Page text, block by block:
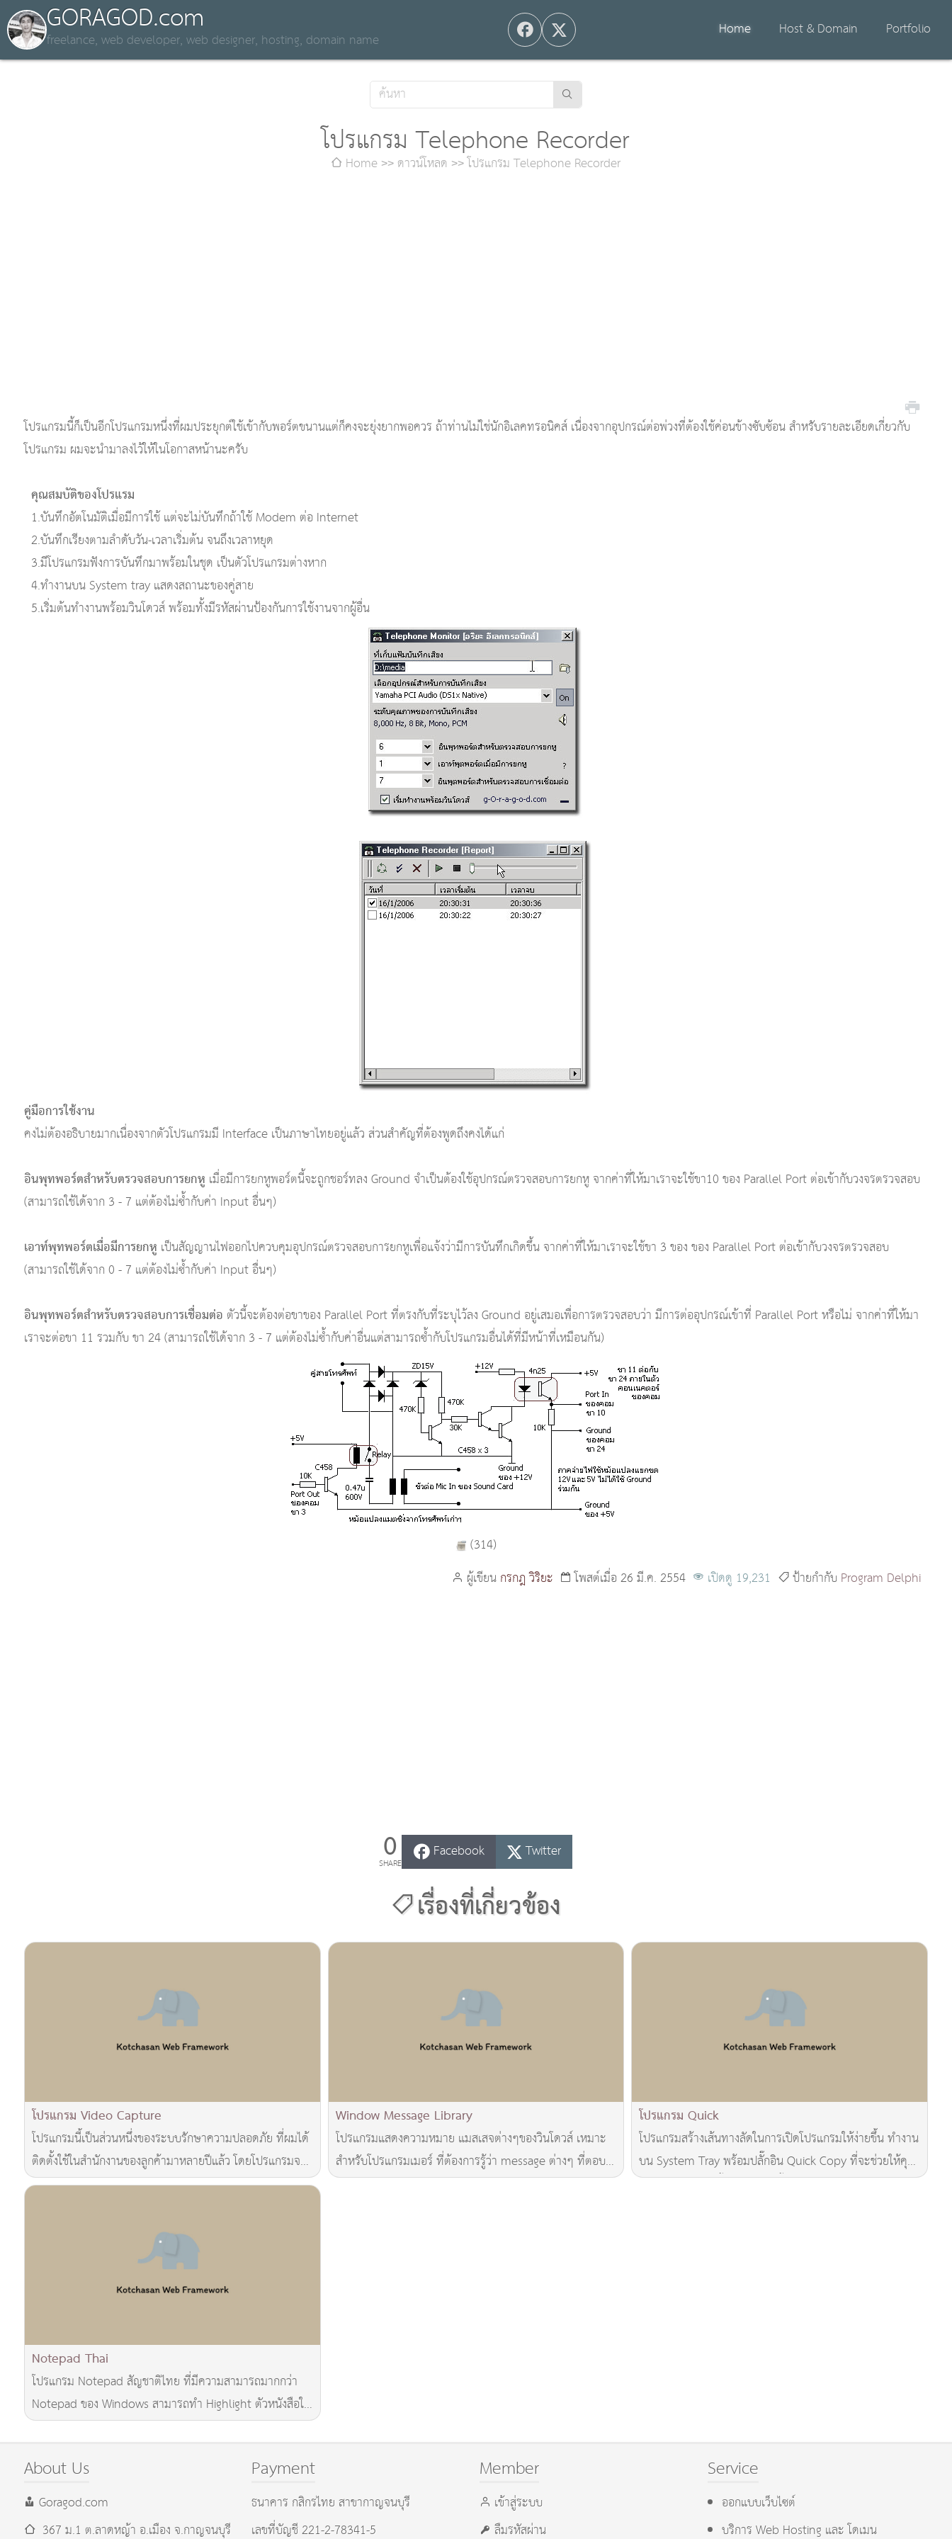
GORAGOD.com
freelance, web developer, web designer, hosting, domain name
Home Host & Domain Portfolio
โปรแกรม Telephone Recorder
Home ดาวน์โหลด โปรแกรม Telephone Recorder
โปรแกรมนี้ก็เป็นอีกโปรแกรมหนึ่งที่ผมประยุกต์ใช้เข้ากับพอร์ตขนานแต่ก็คงจะยุ่งยากพอควร ถ้าท่านไม่ใช่นักอิเลคทรอนิคส์ เนื่องจากอุปกรณ์ต่อพ่วงที่ต้องใช้ค่อนข้างซับซ้อน สำหรับรายละเอียดเกี่ยวกับ
โปรแกรม ผมจะนำมาลงไว้ให้ในโอกาสหน้านะครับ
คุณสมบัติของโปรแรม
1.บันทึกอัตโนมัติเมื่อมีการใช้ แต่จะไม่บันทึกถ้าใช้ Modem ต่อ Internet
2.บันทึกเรียงตามลำดับวัน-เวลาเริ่มต้น จนถึงเวลาหยุด
3.มีโปรแกรมฟังการบันทึกมาพร้อมในชุด เป็นตัวโปรแกรมต่างหาก
4.ทำงานบน System tray แสดงสถานะของคู่สาย
5.เริ่มต้นทำงานพร้อมวินโดวส์ พร้อมทั้งมีรหัสผ่านป้องกันการใช้งานจากผู้อื่น
คู่มือการใช้งาน
คงไม่ต้องอธิบายมากเนื่องจากตัวโปรแกรมมี Interface เป็นภาษาไทยอยู่แล้ว ส่วนสำคัญที่ต้องพูดถึงคงได้แก่
อินพุทพอร์ตสำหรับตรวจสอบการยกหู เมื่อมีการยกหูพอร์ตนี้จะถูกชอร์ทลง Ground จำเป็นต้องใช้อุปกรณ์ตรวจสอบการยกหู จากค่าที่ให้มาเราจะใช้ขา10 ของ Parallel Port ต่อเข้ากับวงจรตรวจสอบ
(สามารถใช้ได้จาก 3 - 7 แต่ต้องไม่ซ้ำกับค่า Input อื่นๆ)
เอาท์พุทพอร์ตเมื่อมีการยกหู เป็นสัญญานไฟออกไปควบคุมอุปกรณ์ตรวจสอบการยกหูเพื่อแจ้งว่ามีการบันทึกเกิดขึ้น จากค่าที่ให้มาเราจะใช้ขา 3 ของ ของ Parallel Port ต่อเข้ากับวงจรตรวจสอบ
(สามารถใช้ได้จาก 0 - 7 แต่ต้องไม่ซ้ำกับค่า Input อื่นๆ)
อินพุทพอร์ตสำหรับตรวจสอบการเชื่อมต่อตัวนี้จะต้องต่อขาของ Parallel Port ที่ตรงกับที่ระบุไว้ลง Ground อยู่เสมอเพื่อการตรวจสอบว่า มีการต่ออุปกรณ์เข้าที่ Parallel Port หรือไม่ จากค่าที่ให้มา
เราจะต่อขา 11 รวมกับ ขา 24 (สามารถใช้ได้จาก 3 - 7 แต่ต้องไม่ซ้ำกับค่าอื่นแต่สามารถซ้ำกับโปรแกรมอื่นได้ที่มีหน้าที่เหมือนกัน)
(314)
ผู้เขียนกรกฎ วิริยะ โพสต์เมื่อ 26 มี.ค. 2554 เปิดดู 19,231 ป้ายกำกับ Program Delphi
0
SHARE
Facebook Twitter
เรื่องที่เกี่ยวข้อง
โปรแกรม Video Capture
โปรแกรมนี้เป็นส่วนหนึ่งของระบบรักษาความปลอดภัย ที่ผมได้
ติดตั้งใช้ในสำนักงานของลูกค้ามาหลายปีแล้ว โดยโปรแกรมจะ
เป็นการ Capture Video จากการ์ด Video C
Window Message Library
โปรแกรมแสดงความหมาย แมสเสจต่างๆของวินโดวส์ เหมาะ
สำหรับโปรแกรมเมอร์ ที่ต้องการรู้ว่า message ต่างๆ ที่ตอบ
กลับจาก Windows มีอะไรบ้าง
โปรแกรม Quick
โปรแกรมสร้างเส้นทางลัดในการเปิดโปรแกรมให้ง่ายขึ้น ทำงาน
บน System Tray พร้อมปลั๊กอิน Quick Copy ที่จะช่วยให้คุณ
Copy ไฟล์ได้ง่ายขึ้น โปรแกรมนี้ แรก
Notepad Thai
โปรแกรม Notepad สัญชาติไทย ที่มีความสามารถมากกว่า
Notepad ของ Windows สามารถทำ Highlight ตัวหนังสือใน
แบบ VB HTML Delphi ได้อีกด้วย
About Us
Goragod.com
367 ม.1 ต.ลาดหญ้า อ.เมืองจ.กาญจนบุรี
Payment
ธนาคาร กสิกรไทย สาขากาญจนบุรี
เลขที่บัญชี 221-2-78341-5
Member
เข้าสู่ระบบ
ลืมรหัสผ่าน
Service
ออกแบบเว็บไซต์
บริการ Web Hosting และ โดเมน